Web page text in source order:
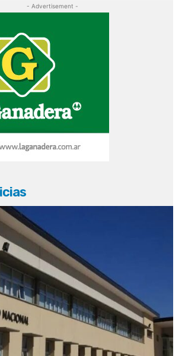
- Advertisement -